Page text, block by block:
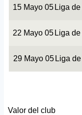
15 Mayo 05 Liga
22 Mayo 05 Liga
29 Mayo 05 Liga
Valor del club